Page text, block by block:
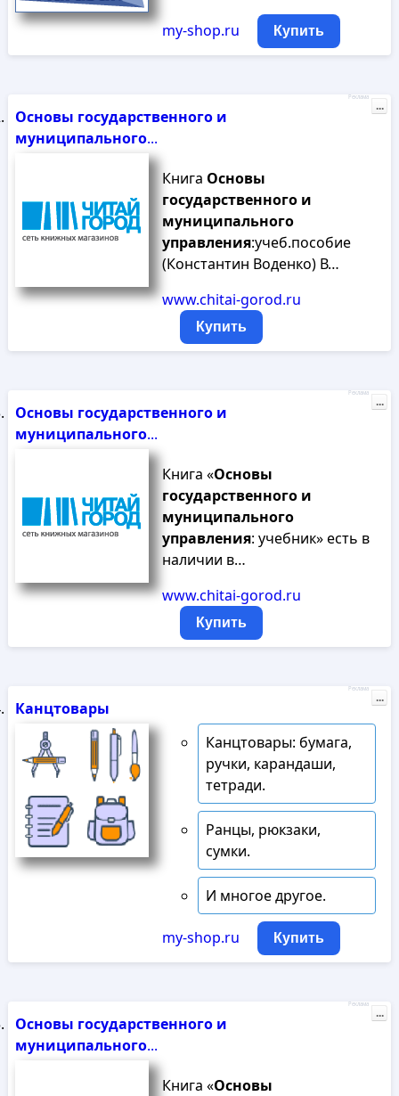
my-shop.ru Купить
Основы государственного и
муниципального...
Книга Основы
государственного и
муниципального
управления:учеб.пособие
(Константин Воденко) В…
www.chitai-gorod.ru
Купить
Реклама
...
Основы государственного и
муниципального...
Книга «Основы
государственного и
муниципального
управления: учебник» есть в
наличии в…
www.chitai-gorod.ru
Купить
Реклама
...
Канцтовары
Канцтовары: бумага,
ручки, карандаши,
тетради.
Ранцы, рюкзаки,
сумки.
И многое другое.
my-shop.ru Купить
Реклама
...
Основы государственного и
муниципального...
Книга «Основы
Реклама
...